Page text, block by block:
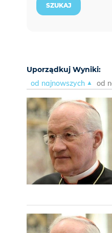
Uporządkuj Wyniki:
od najnowszych
od